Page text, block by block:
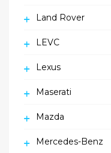
Land Rover
LEVC
Lexus
Maserati
Mazda
Mercedes-Benz